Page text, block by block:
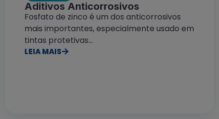
Aditivos Anticorrosivos
Fosfato de zinco é um dos anticorrosivos
mais importantes, especialmente usado em
tintas protetivas...
LEIA MAIS